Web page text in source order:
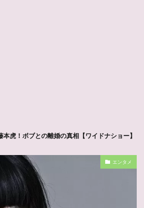
虎！ボブとの離婚の真相【ワイドナショー】
エンタメ